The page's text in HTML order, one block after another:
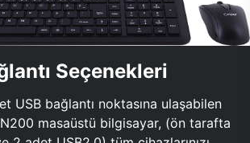
Seçenekleri
USB bağlantı noktasına ulaşabilen
masaüstü bilgisayar, (ön tarafta